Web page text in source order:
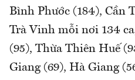
Bình Phước (184), Cần
Trà Vinh mỗi nơi 134
(95), Thừa Thiên Huế
Giang (69), Hà Giang